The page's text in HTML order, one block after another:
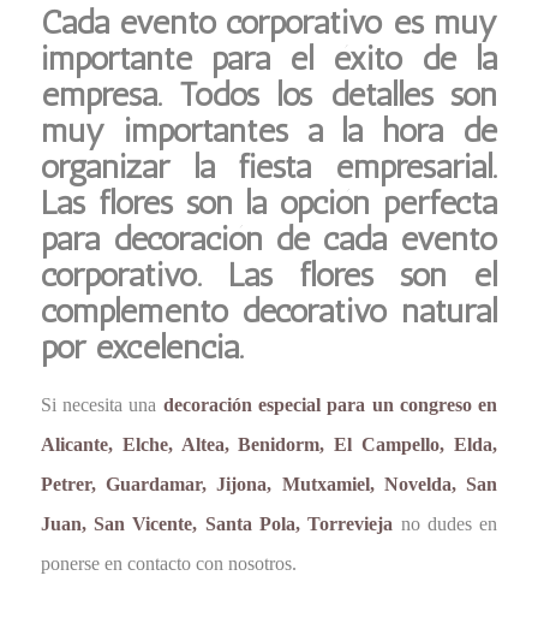
Cada evento corporativo es muy
importante para el éxito de la
empresa. Todos los detalles son
muy importantes a la hora de
organizar la fiesta empresarial.
Las flores son la opción perfecta
para decoración de cada evento
corporativo. Las flores son el
complemento decorativo natural
por excelencia.
Si necesita una decoración especial para un congreso en
Alicante, Elche, Altea, Benidorm, El Campello, Elda,
Petrer, Guardamar, Jijona, Mutxamiel, Novelda, San
Juan, San Vicente, Santa Pola, Torrevieja no dudes en
ponerse en contacto con nosotros.